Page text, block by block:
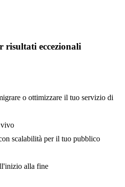
risultati eccezionali
o ottimizzare il tuo servizio di
vivo
scalabilità per il tuo pubblico
alla fine